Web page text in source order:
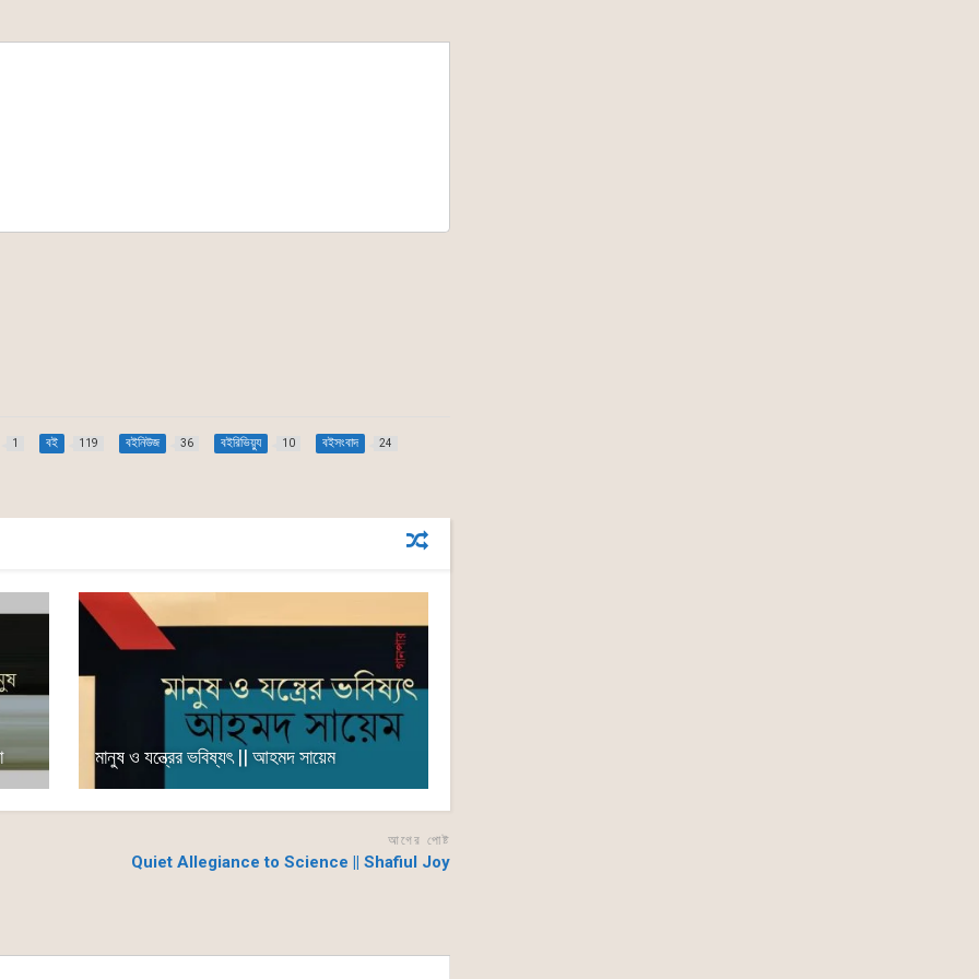
1 বই 119 বইনিউজ 36 বইরিভিয়্যু 10 বইসংবাদ 24
মানুষ ও যন্ত্রের ভবিষ্যৎ || আহমদ সায়েম
আগের পোষ্ট
Quiet Allegiance to Science || Shafiul Joy